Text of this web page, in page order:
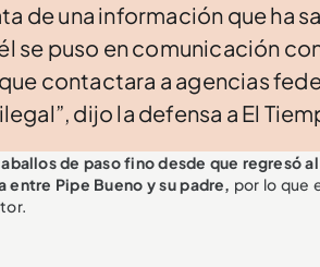
de una información que ha
se puso en comunicación
contactara a agencias
dijo la defensa a El
de paso fino desde que regresó
Pipe Bueno y su padre, por lo que